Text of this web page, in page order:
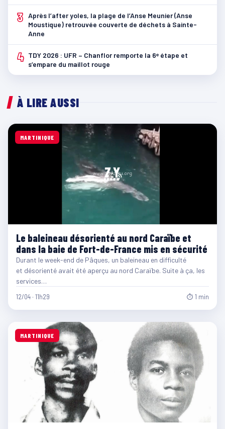
3 Après l’after yoles, la plage de l’Anse Meunier (Anse
Moustique) retrouvée couverte de déchets à Sainte-
Anne
4 TDY 2026 : UFR – Chanflor remporte la 6ᵉ étape et
s’empare du maillot rouge
À LIRE AUSSI
MARTINIQUE
Le baleineau désorienté au nord Caraïbe et
dans la baie de Fort-de-France mis en sécurité
Durant le week-end de Pâques, un baleineau en difficulté
et désorienté avait été aperçu au nord Caraïbe. Suite à ça, les
services…
12/04 · 11h29 ⏱ 1 min
MARTINIQUE